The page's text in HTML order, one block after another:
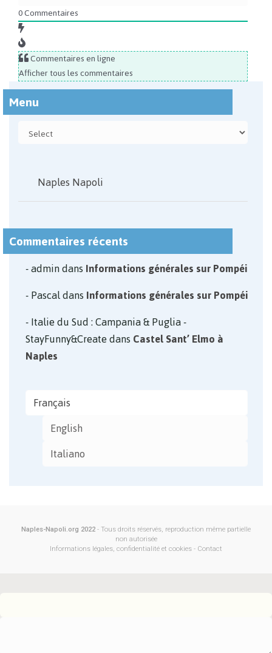
0Commentaires
Commentaires en ligne
Afficher tous les commentaires
Menu
Naples Napoli
Commentaires récents
admindansInformations générales sur Pompéi
PascaldansInformations générales sur Pompéi
Italie du Sud : Campania & Puglia -
StayFunny&CreatedansCastel Sant’ Elmo à
Naples
Français
English
Italiano
Naples-Napoli.org 2022 - Tous droits réservés, reproduction même partielle
non autorisée
Informations légales, confidentialité et cookies - Contact